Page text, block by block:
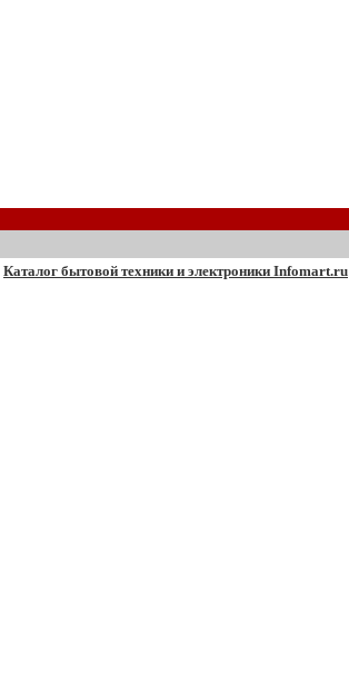
Каталог бытовой техники и электроники Infomart.ru